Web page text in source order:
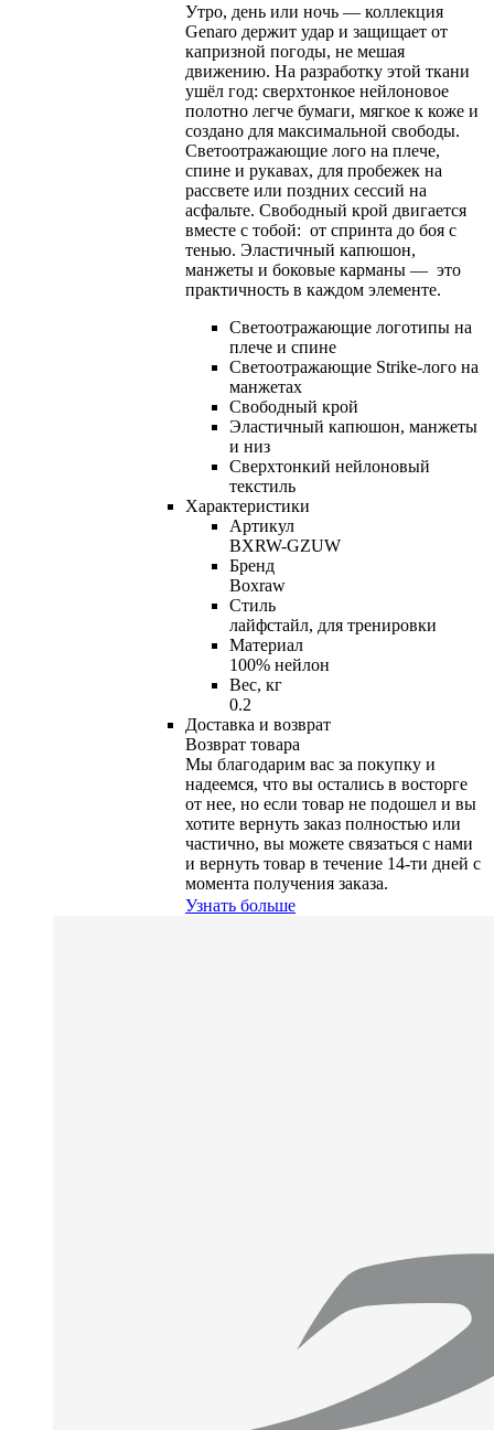
Утро, день или ночь — коллекция
Genaro держит удар и защищает от
капризной погоды, не мешая
движению. На разработку этой ткани
ушёл год: сверхтонкое нейлоновое
полотно легче бумаги, мягкое к коже и
создано для максимальной свободы.
Светоотражающие лого на плече,
спине и рукавах, для пробежек на
рассвете или поздних сессий на
асфальте. Свободный крой двигается
вместе с тобой: от спринта до боя с
тенью. Эластичный капюшон,
манжеты и боковые карманы — это
практичность в каждом элементе.
Светоотражающие логотипы на
плече и спине
Светоотражающие Strike-лого на
манжетах
Свободный крой
Эластичный капюшон, манжеты
и низ
Сверхтонкий нейлоновый
текстиль
Характеристики
Артикул
BXRW-GZUW
Бренд
Boxraw
Стиль
лайфстайл, для тренировки
Материал
100% нейлон
Вес, кг
0.2
Доставка и возврат
Возврат товара
Мы благодарим вас за покупку и
надеемся, что вы остались в восторге
от нее, но если товар не подошел и вы
хотите вернуть заказ полностью или
частично, вы можете связаться с нами
и вернуть товар в течение 14-ти дней с
момента получения заказа.
Узнать больше